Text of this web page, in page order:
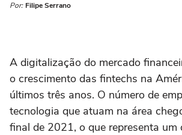
Por: Filipe Serrano
A digitalização do mercado
o crescimento das fintechs na
últimos três anos. O número de
tecnologia que atuam na área
final de 2021, o que representa um